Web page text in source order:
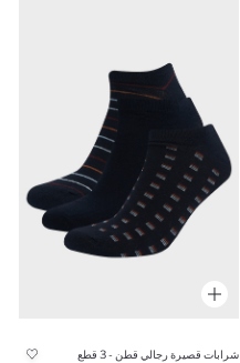
شرابات قصيرة رجالي قطن - 3 قطع